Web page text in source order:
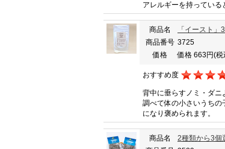
アレルギーを持っている
商品名
「イースト」
商品番号 3725
価格
価格 663円(税
おすすめ度
背中に垂らすノミ・ダニ
調べて体の小さいうちの
になり褒められます。
商品名
2種類から3個